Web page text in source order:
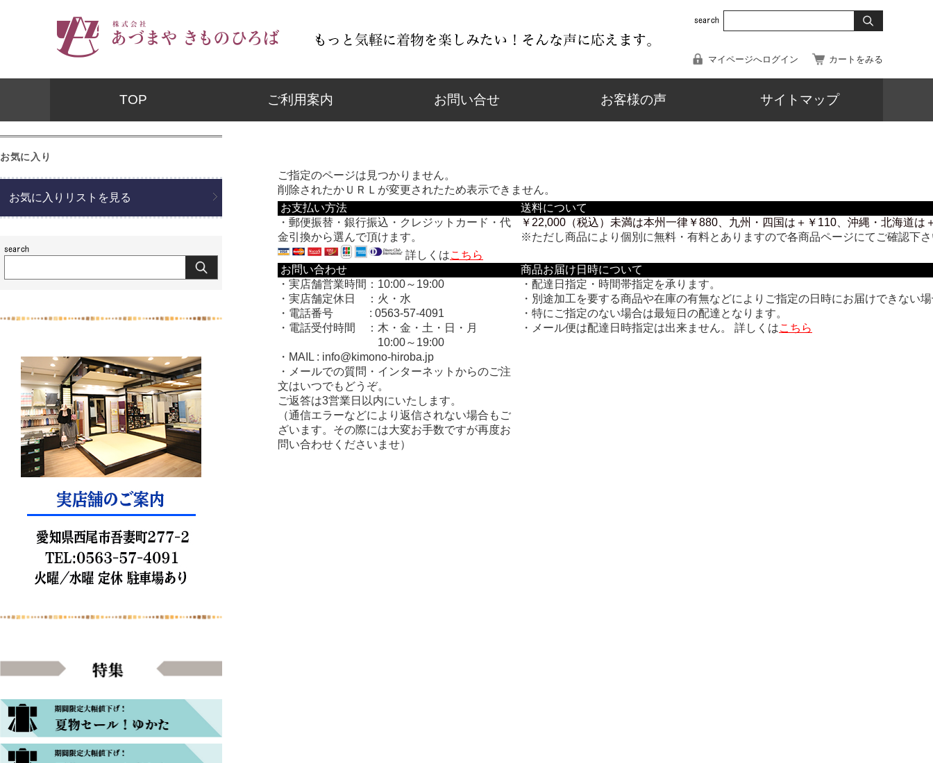
マイページへログイン カートをみる
TOP ご利用案内 お問い合せ お客様の声 サイトマップ
ご指定のページは見つかりません。
削除されたかＵＲＬが変更されたため表示できません。
お支払い方法
送料について
・郵便振替・銀行振込・クレジットカード・代
金引換から選んで頂けます。
詳しくはこちら
￥22,000（税込）未満は本州一律￥880、九州・四国は＋￥110、沖縄・北海道
※ただし商品により個別に無料・有料とありますので各商品ページにてご確認下
お問い合わせ
商品お届け日時について
・実店舗営業時間：10:00～19:00
・実店舗定休日 ：火・水
・電話番号 : 0563-57-4091
・電話受付時間 ：木・金・土・日・月
10:00～19:00
・MAIL : info@kimono-hiroba.jp
・メールでの質問・インターネットからのご注
文はいつでもどうぞ。
ご返答は3営業日以内にいたします。
（通信エラーなどにより返信されない場合もご
ざいます。その際には大変お手数ですが再度お
問い合わせくださいませ）
・配達日指定・時間帯指定を承ります。
・別途加工を要する商品や在庫の有無などによりご指定の日時にお届けできない
・特にご指定のない場合は最短日の配達となります。
・メール便は配達日時指定は出来ません。 詳しくはこちら
お気に入り
お気に入りリストを見る